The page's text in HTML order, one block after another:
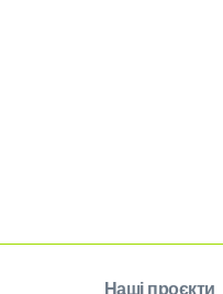
Наші проєкти